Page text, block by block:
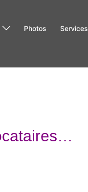
Photos Services